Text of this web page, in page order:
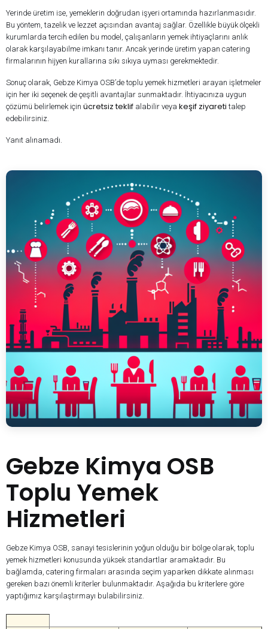
Yerinde üretim ise, yemeklerin doğrudan işyeri ortamında hazırlanmasıdır.
Bu yöntem, tazelik ve lezzet açısından avantaj sağlar. Özellikle büyük ölçekli
kurumlarda tercih edilen bu model, çalışanların yemek ihtiyaçlarını anlık
olarak karşılayabilme imkanı tanır. Ancak yerinde üretim yapan catering
firmalarının hijyen kurallarına sıkı sıkıya uyması gerekmektedir.
Sonuç olarak, Gebze Kimya OSB’de toplu yemek hizmetleri arayan işletmeler
için her iki seçenek de çeşitli avantajlar sunmaktadır. İhtiyacınıza uygun
çözümü belirlemek için ücretsiz teklif alabilir veya keşif ziyareti talep
edebilirsiniz.
Yanıt alınamadı.
Gebze Kimya OSB
Toplu Yemek
Hizmetleri
Gebze Kimya OSB, sanayi tesislerinin yoğun olduğu bir bölge olarak, toplu
yemek hizmetleri konusunda yüksek standartlar aramaktadır. Bu
bağlamda, catering firmaları arasında seçim yaparken dikkate alınması
gereken bazı önemli kriterler bulunmaktadır. Aşağıda bu kriterlere göre
yaptığımız karşılaştırmayı bulabilirsiniz.